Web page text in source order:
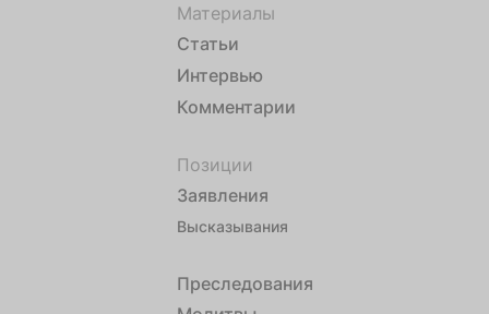
Материалы
Статьи
Интервью
Комментарии
Позиции
Заявления
Высказывания
Преследования